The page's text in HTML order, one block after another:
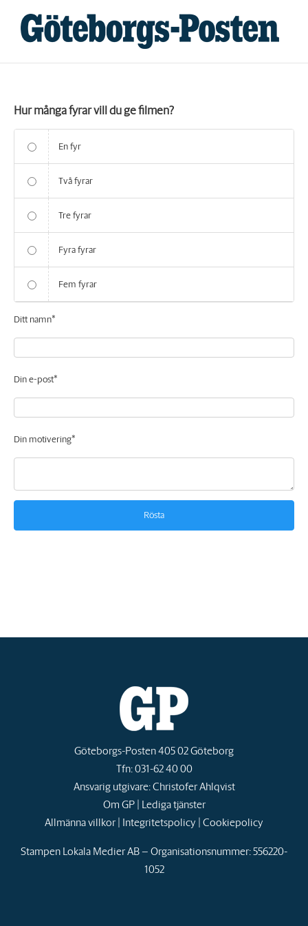
innehållet
Hur många fyrar vill du ge filmen?
En fyr
Två fyrar
Tre fyrar
Fyra fyrar
Fem fyrar
Ditt namn*
Din e-post*
Din motivering*
Rösta
Göteborgs-Posten 405 02 Göteborg
Tfn: 031-62 40 00
Ansvarig utgivare: Christofer Ahlqvist
Om GP| Lediga tjänster
Allmänna villkor| Integritetspolicy | Cookiepolicy
Stampen Lokala Medier AB – Organisationsnummer: 556220-
1052